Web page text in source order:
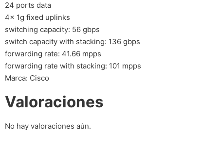
24 ports data
4x 1g fixed uplinks
switching capacity: 56 gbps
switch capacity with stacking: 136 gbps
forwarding rate: 41.66 mpps
forwarding rate with stacking: 101 mpps
Marca: Cisco
Valoraciones
No hay valoraciones aún.